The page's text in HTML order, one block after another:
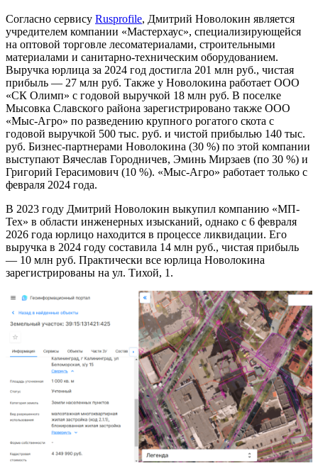
Согласно сервису Rusprofile, Дмитрий Новолокин является
учредителем компании «Мастерхаус», специализирующейся
на оптовой торговле лесоматериалами, строительными
материалами и санитарно-техническим оборудованием.
Выручка юрлица за 2024 год достигла 201 млн руб., чистая
прибыль — 27 млн руб. Также у Новолокина работает ООО
«СК Олимп» с годовой выручкой 18 млн руб. В поселке
Мысовка Славского района зарегистрировано также ООО
«Мыс-Агро» по разведению крупного рогатого скота с
годовой выручкой 500 тыс. руб. и чистой прибылью 140 тыс.
руб. Бизнес-партнерами Новолокина (30 %) по этой компании
выступают Вячеслав Городничев, Эминь Мирзаев (по 30 %) и
Григорий Герасимович (10 %). «Мыс-Агро» работает только с
февраля 2024 года.
В 2023 году Дмитрий Новолокин выкупил компанию «МП-
Тех» в области инженерных изысканий, однако с 6 февраля
2026 года юрлицо находится в процессе ликвидации. Его
выручка в 2024 году составила 14 млн руб., чистая прибыль
— 10 млн руб. Практически все юрлица Новолокина
зарегистрированы на ул. Тихой, 1.